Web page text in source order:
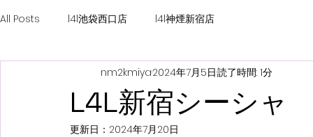
All Posts l4l池袋西口店 l4l神煙新宿店
L4L新宿シーシャ
nm2kmiya2024年7月5日読了時間: 1分
更新日： 2024年7月20日